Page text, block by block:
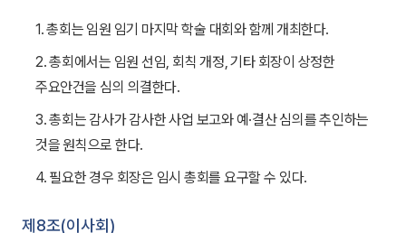
1. 총회는 임원 임기 마지막 학술 대회와 함께 개최한다.
2. 총회에서는 임원 선임, 회칙 개정, 기타 회장이 상정한
주요안건을 심의 의결한다.
3. 총회는 감사가 감사한 사업 보고와 예·결산 심의를 추인하는
것을 원칙으로 한다.
4. 필요한 경우 회장은 임시 총회를 요구할 수 있다.
제8조(이사회)